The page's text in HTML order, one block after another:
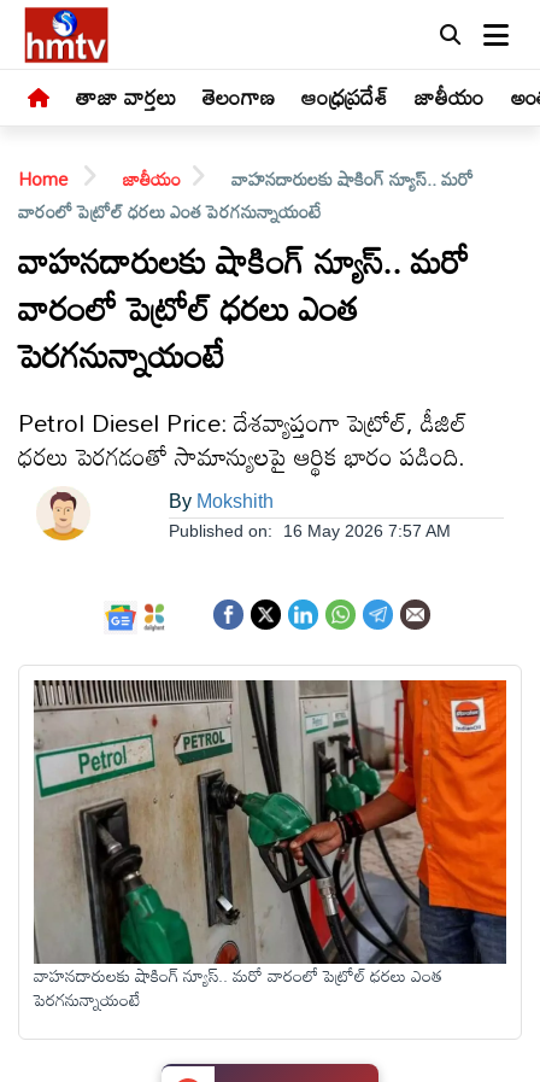
తాజా వార్తలు తెలంగాణ ఆంధ్రప్రదేశ్ జాతీయం
LIVE
తాజా
తెలంగాణ
జాతీయం
అంతర్జాతీయం
సినిమా
క్రీడలు
వ్యాపారం
స్టైల్
Home జాతీయం
వాహనదారులకు షాకింగ్ న్యూస్.. మరో
వారంలో పెట్రోల్ ధరలు ఎంత పెరగనున్నాయంటే
వాహనదారులకు షాకింగ్ న్యూస్.. మరో
వారంలో పెట్రోల్ ధరలు ఎంత
పెరగనున్నాయంటే
Petrol Diesel Price: దేశవ్యాప్తంగా పెట్రోల్‌, డీజిల్‌
ధరలు పెరగడంతో సామాన్యులపై ఆర్థిక భారం పడింది.
By Mokshith
Published on: 16 May 2026 7:57 AM
వాహనదారులకు షాకింగ్ న్యూస్.. మరో వారంలో పెట్రోల్ ధరలు ఎంత
పెరగనున్నాయంటే